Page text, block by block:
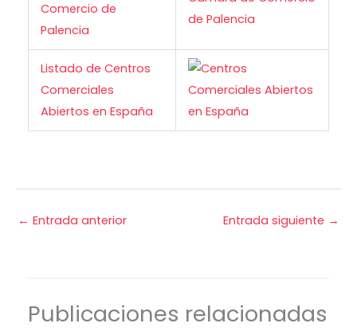
Comercio de
Palencia
Listado de Centros
Comerciales
Abiertos en España
← Entrada anterior Entrada siguiente →
Publicaciones relacionadas